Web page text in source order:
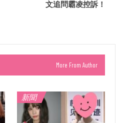
文追問霸凌控訴！
More From Author
新聞